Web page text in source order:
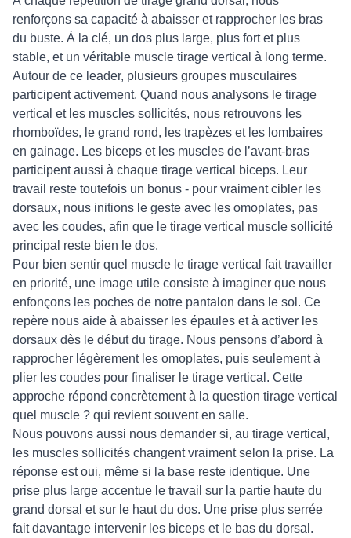
renforçons sa capacité à abaisser et rapprocher les bras
du buste. À la clé, un dos plus large, plus fort et plus
stable, et un véritable muscle tirage vertical à long terme.
Autour de ce leader, plusieurs groupes musculaires
participent activement. Quand nous analysons le tirage
vertical et les muscles sollicités, nous retrouvons les
rhomboïdes, le grand rond, les trapèzes et les lombaires
en gainage. Les biceps et les muscles de l’avant-bras
participent aussi à chaque tirage vertical biceps. Leur
travail reste toutefois un bonus - pour vraiment cibler les
dorsaux, nous initions le geste avec les omoplates, pas
avec les coudes, afin que le tirage vertical muscle sollicité
principal reste bien le dos.
Pour bien sentir quel muscle le tirage vertical fait travailler
en priorité, une image utile consiste à imaginer que nous
enfonçons les poches de notre pantalon dans le sol. Ce
repère nous aide à abaisser les épaules et à activer les
dorsaux dès le début du tirage. Nous pensons d’abord à
rapprocher légèrement les omoplates, puis seulement à
plier les coudes pour finaliser le tirage vertical. Cette
approche répond concrètement à la question tirage vertical
quel muscle ? qui revient souvent en salle.
Nous pouvons aussi nous demander si, au tirage vertical,
les muscles sollicités changent vraiment selon la prise. La
réponse est oui, même si la base reste identique. Une
prise plus large accentue le travail sur la partie haute du
grand dorsal et sur le haut du dos. Une prise plus serrée
fait davantage intervenir les biceps et le bas du dorsal.